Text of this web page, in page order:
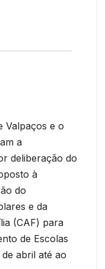
Valpaços e o
a
deliberação do
à
do
e da
(CAF) para
de Escolas
abril até ao